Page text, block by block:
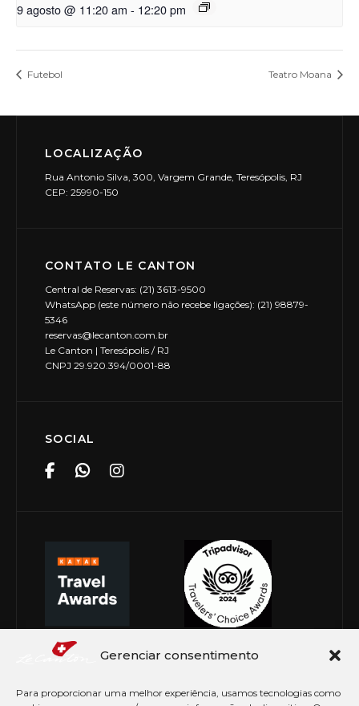
Gerenciar consentimento
Para proporcionar uma melhor experiência, usamos tecnologias como
9 agosto @ 11:20 am - 12:20 pm
Futebol Teatro Moana
LOCALIZAÇÃO
Rua Antonio Silva, 300, Vargem Grande, Teresópolis, RJ
CEP: 25990-150
CONTATO LE CANTON
Central de Reservas: (21) 3613-9500
WhatsApp (este número não recebe ligações): (21) 98879-
5346
reservas@lecanton.com.br
Le Canton | Teresópolis / RJ
CNPJ 29.920.394/0001-88
SOCIAL